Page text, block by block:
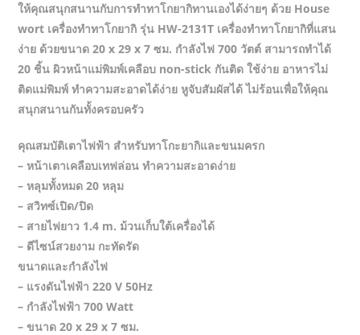
ให้คุณสนุกสนานกับการทำทาโกยากิทานเองได้ง่ายๆ ด้วย House
wort เครื่องทำทาโกยากิ รุ่น HW-2131T เครื่องทำทาโกยากิที่แสน
ง่าย ด้วยขนาด 20 x 29 x 7 ซม. กำลังไฟ 700 วัตต์ สามารถทำได้
20 ชิ้น ผิวหน้าแม่พิมพ์เคลือบ non-stick กันติด ใช้ง่าย อาหารไม่
ติดแม่พิมพ์ ทำความสะอาดได้ง่าย หูจับสัมผัสได้ ไม่ร้อนเพื่อให้คุณ
สนุกสนานกันทั้งครอบครัว
คุณสมบัติเตาไฟฟ้า สำหรับทาโกะยากิและขนมครก
– หน้าเตาเคลือบเทฟล่อน ทำความสะอาดง่าย
– หลุมทั้งหมด 20 หลุม
– สวิทซ์เปิด/ปิด
– สายไฟยาว 1.4 m. ม้วนเก็บใต้เครื่องได้
– ดีไซน์สวยงาม กะทัดรัด
ขนาดและกำลังไฟ
– แรงดันไฟฟ้า 220 V 50Hz
– กำลังไฟฟ้า 700 Watt
– ขนาด 20 x 29 x 7 ซม.